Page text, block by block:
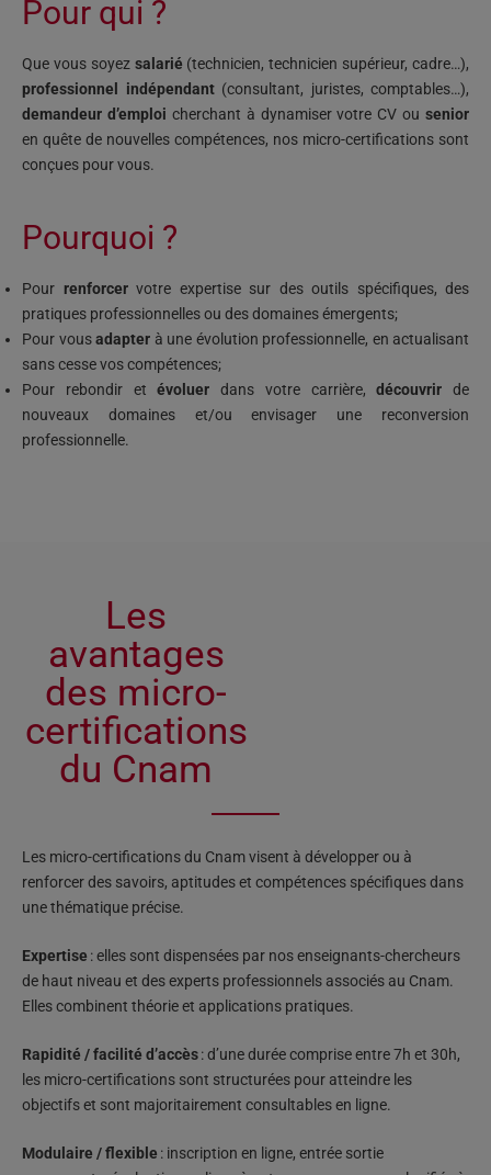
Pour qui ?
Que vous soyez salarié (technicien, technicien supérieur, cadre…),
professionnel indépendant(consultant, juristes, comptables…),
demandeur d’emploi cherchant à dynamiser votre CV ou senior
en quête de nouvelles compétences, nos micro-certifications sont
conçues pour vous.
Pourquoi ?
Pour renforcervotre expertise sur des outils spécifiques, des
pratiques professionnelles ou des domaines émergents;
Pour vousadapter à une évolution professionnelle, en actualisant
sans cesse vos compétences;
Pour rebondir etévoluer dans votre carrière,découvrir de
nouveaux domaines et/ou envisager une reconversion
professionnelle.
Les
avantages
des micro-
certifications
du Cnam
Les micro-certifications du Cnam visent à développer ou à
renforcer des savoirs, aptitudes et compétences spécifiques dans
une thématique précise.
Expertise : elles sont dispensées par nos enseignants-chercheurs
de haut niveau et des experts professionnels associés au Cnam.
Elles combinent théorie et applications pratiques.
Rapidité / facilité d’accès: d’une durée comprise entre 7h et 30h,
les micro-certifications sont structurées pour atteindre les
objectifs et sont majoritairement consultables en ligne.
Modulaire / flexible : inscription en ligne, entrée sortie